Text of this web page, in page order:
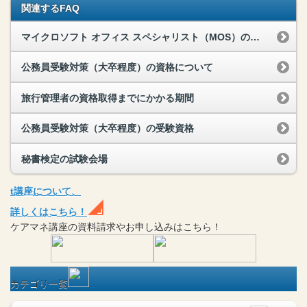
関連するFAQ
マイクロソフト オフィス スペシャリスト（MOS）の資格取得までにかかる期間
公務員受験対策（大卒程度）の資格について
旅行管理者の資格取得までにかかる期間
公務員受験対策（大卒程度）の受験資格
秘書検定の試験会場
t講座について、
詳しくはこちら！
ケアマネ講座の資料請求やお申し込みはこちら！
カテゴリ一覧